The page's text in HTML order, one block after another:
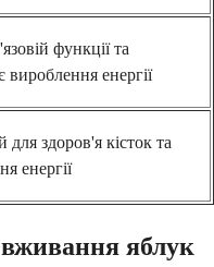
функції та
вироблення енергії
здоров'я кісток та
енергії
яблук